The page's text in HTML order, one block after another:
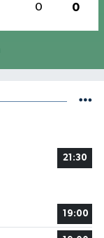
0 0
21:30
19:00